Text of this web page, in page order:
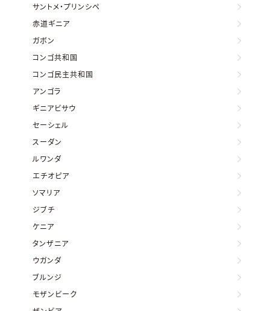
サントメ・プリンシペ
赤道ギニア
ガボン
コンゴ共和国
コンゴ民主共和国
アンゴラ
ギニアビサウ
セーシェル
スーダン
ルワンダ
エチオピア
ソマリア
ジブチ
ケニア
タンザニア
ウガンダ
ブルンジ
モザンビーク